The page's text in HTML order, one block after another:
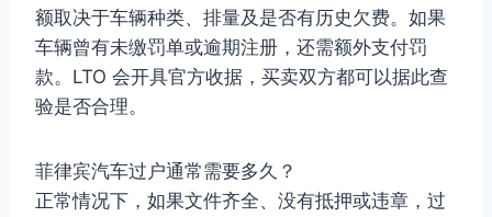
额取决于车辆种类、排量及是否有历史欠费。如果
车辆曾有未缴罚单或逾期注册，还需额外支付罚
款。LTO 会开具官方收据，买卖双方都可以据此查
验是否合理。
菲律宾汽车过户通常需要多久？
正常情况下，如果文件齐全、没有抵押或违章，过